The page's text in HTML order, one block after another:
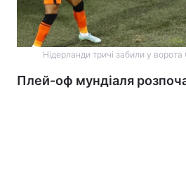
Нідерланди тричі забили у
Плей-оф мундіаля